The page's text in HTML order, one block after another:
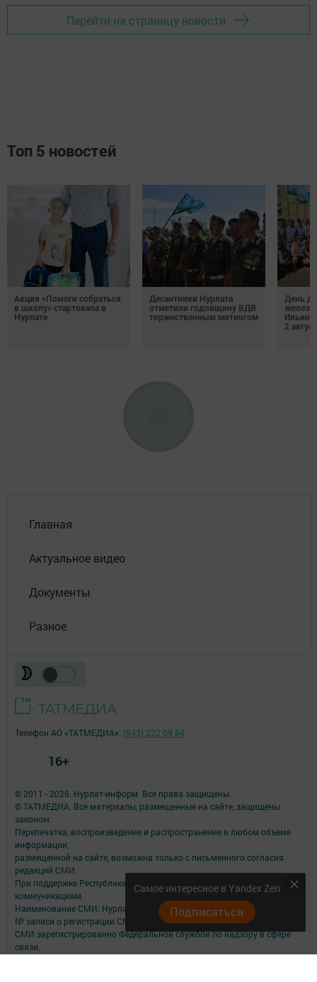
Перейти на страницу новости
Топ 5 новостей
Акция «Помоги собраться
в школу» стартовала в
Нурлате
Десантники Нурлата
отметили годовщину ВДВ
торжественным митингом
День
Ильин
2
Главная
Актуальное видео
Документы
Разное
Самое интересное в Yandex Zen
Подписаться
© 2011 - 2026. Нурлат-⁠информ. Все права защищены.
© ТАТМЕДИА. Все материалы, размещенные на сайте, защищены
законом.
Перепечатка, воспроизведение и распространение в любом объеме
информации,
размещенной на сайте, возможна только с письменного согласия
редакций СМИ.
При поддержке Республиканского агентства по печати и массовым
коммуникациям.
Наименование СМИ: Нурлат-⁠информ
№ записи о регистрации СМИ, дата: ЭЛ № ФС 77 -⁠ 73782 от 05.10.2018
СМИ зарегистрированно Федеральной службой по надзору в сфере
связи,
Телефон АО «ТАТМЕДИА»: (843) 222 09 84
16+